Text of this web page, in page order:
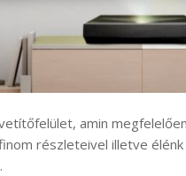
amin
részleteivel illetve